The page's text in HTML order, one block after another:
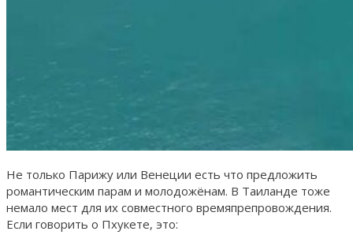
Не только Парижу или Венеции есть что предложить
романтическим парам и молодожёнам. В Таиланде тоже
немало мест для их совместного времяпрепровождения.
Если говорить о Пхукете, это: